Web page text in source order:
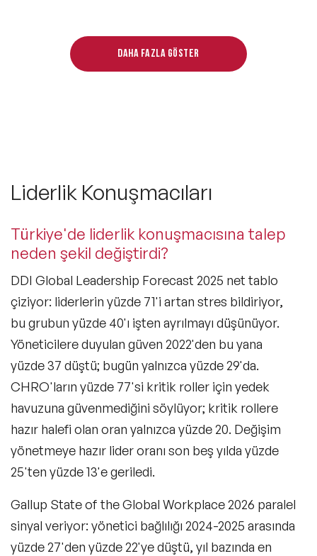
Daha fazla göster
Liderlik Konuşmacıları
Türkiye'de liderlik konuşmacısına talep
neden şekil değiştirdi?
DDI Global Leadership Forecast 2025 net tablo
çiziyor: liderlerin yüzde 71'i artan stres bildiriyor,
bu grubun yüzde 40'ı işten ayrılmayı düşünüyor.
Yöneticilere duyulan güven 2022'den bu yana
yüzde 37 düştü; bugün yalnızca yüzde 29'da.
CHRO'ların yüzde 77'si kritik roller için yedek
havuzuna güvenmediğini söylüyor; kritik rollere
hazır halefi olan oran yalnızca yüzde 20. Değişim
yönetmeye hazır lider oranı son beş yılda yüzde
25'ten yüzde 13'e geriledi.
Gallup State of the Global Workplace 2026 paralel
sinyal veriyor: yönetici bağlılığı 2024-2025 arasında
yüzde 27'den yüzde 22'ye düştü, yıl bazında en